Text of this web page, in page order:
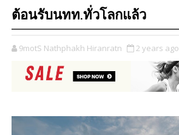
ต้อนรับนทท.ทั่วโลกแล้ว
9motS Nathphakh Hiranratn 2 years ago